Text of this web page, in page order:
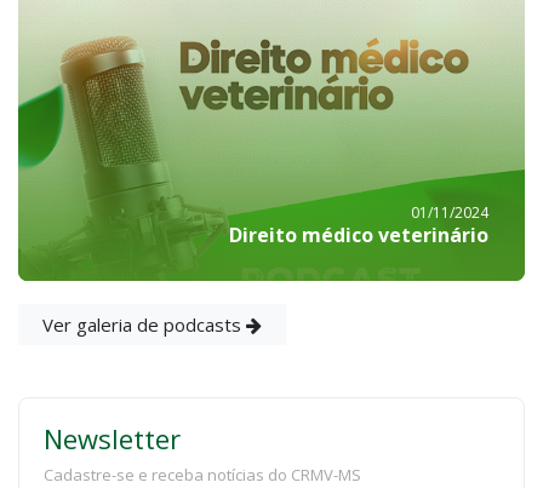
01/11/2024
Direito médico veterinário
Ver galeria de podcasts
Newsletter
Cadastre-se e receba notícias do CRMV-MS